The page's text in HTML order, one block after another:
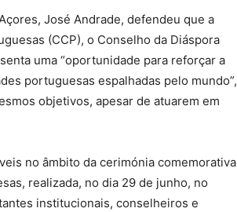
José Andrade, defendeu que a
(CCP), o Conselho da Diáspora
uma “oportunidade para reforçar a
portuguesas espalhadas pelo mundo”,
objetivos, apesar de atuarem em
no âmbito da cerimónia comemorativa
realizada, no dia 29 de junho, no
institucionais, conselheiros e